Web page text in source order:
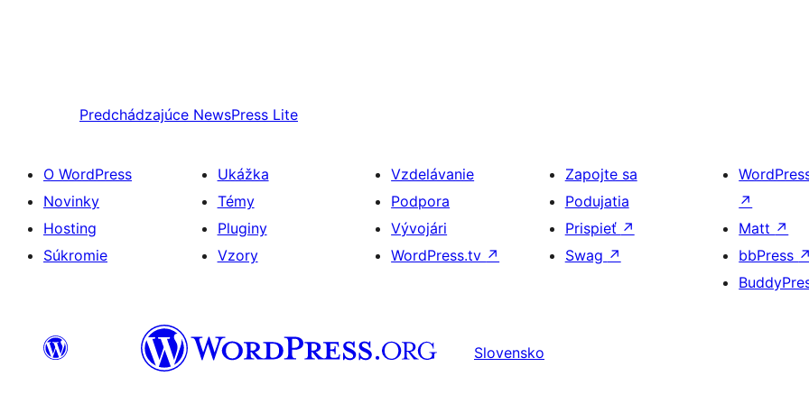
Predchádzajúce NewsPress Lite
O WordPress
Novinky
Hosting
Súkromie
Ukážka
Témy
Pluginy
Vzory
Vzdelávanie
Podpora
Vývojári
WordPress.tv ↗
Zapojte sa
Podujatia
Prispieť ↗
Swag ↗
↗
Matt ↗
bbPress ↗
Slovensko